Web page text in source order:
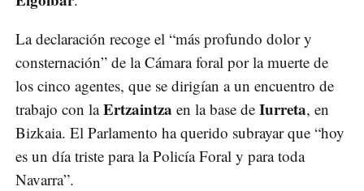
La declaración recoge el “más profundo dolor y
consternación” de la Cámara foral por la muerte de
los cinco agentes, que se dirigían a un encuentro de
trabajo con laErtzaintza en la base de Iurreta, en
Bizkaia. El Parlamento ha querido subrayar que “hoy
es un día triste para la Policía Foral y para toda
Navarra”.